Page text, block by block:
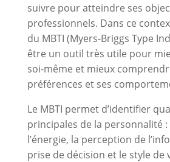
suivre pour atteindre ses
professionnels. Dans ce
du MBTI (Myers-Briggs Type
être un outil très utile pour
soi-même et mieux
préférences et ses
Le MBTI permet d’identifier
principales de la personnalité
l’énergie, la perception de
prise de décision et le style de